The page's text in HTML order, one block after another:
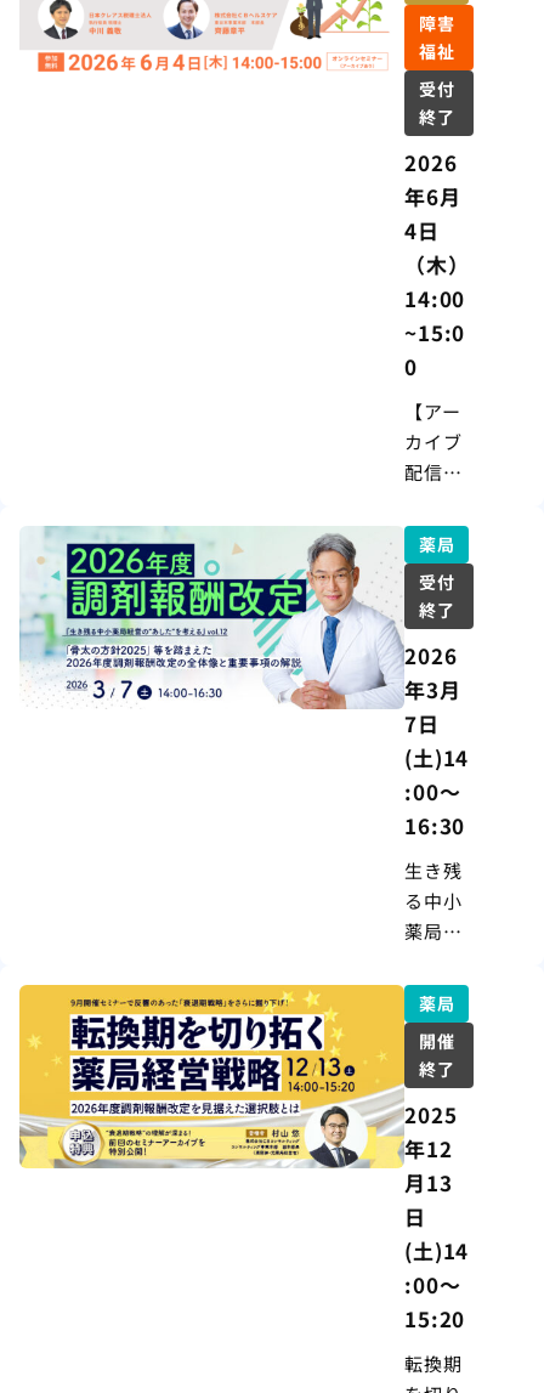
障害
福祉
受付
終了
2026
年6月
4日
（木）
14:00
~15:0
0
【アー
カイブ
配信
料セミ
ナー｜
令和8年
度 税制
改正を
機に考
える！
「出
口」を
見据え
た経営
者が今
できる
準備
薬局
受付
終了
2026
年3月
7日
(土)14
:00～
16:30
生き残
る中小
薬局経
した”を
考える
vol.12
『2026
年度調
剤報酬
改定』
薬局
開催
終了
2025
年12
月13
日
(土)14
:00～
15:20
転換期